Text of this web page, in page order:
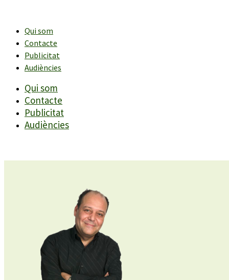
contingutQui som
Contacte
Publicitat
Audiències
Qui som
Contacte
Publicitat
Audiències